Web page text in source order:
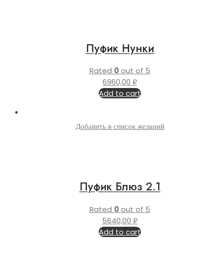
Пуфик Нунки
Rated 0out of 5
6960,00 ₽
Add to cart
Добавить в список желаний
Пуфик Блюз 2.1
Rated 0out of 5
5640,00 ₽
Add to cart